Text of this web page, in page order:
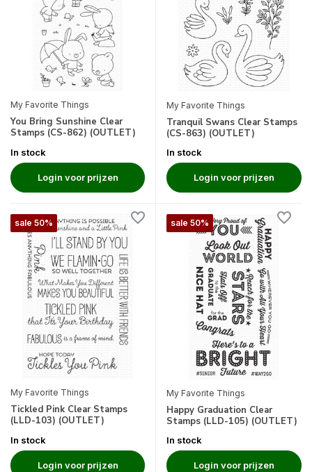
My Favorite Things
You Bring Sunshine Clear
Stamps (CS-862) (OUTLET)
In stock
Login voor prijzen
My Favorite Things
Tranquil Swans Clear Stamps
(CS-863) (OUTLET)
In stock
Login voor prijzen
sale 50%
My Favorite Things
Tickled Pink Clear Stamps
(LLD-103) (OUTLET)
In stock
Login voor prijzen
sale 50%
My Favorite Things
Happy Graduation Clear
Stamps (LLD-105) (OUTLET)
In stock
Login voor prijzen